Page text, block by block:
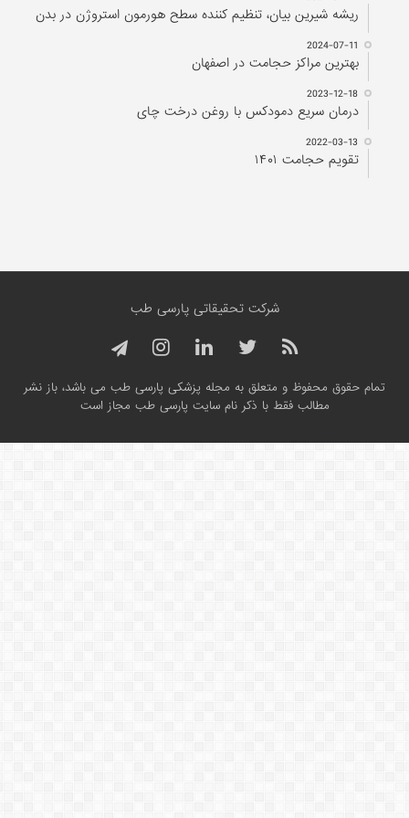
ریشه شیرین بیان، تنظیم کننده سطح هورمون استروژن در بدن
2024-07-11
بهترین مراکز حجامت در اصفهان
2023-12-18
درمان سریع دمودکس با روغن درخت چای
2022-03-13
تقویم حجامت ۱۴۰۱
شرکت تحقیقاتی پارسی طب
تمام حقوق محفوظ و متعلق به مجله پزشکی پارسی طب می باشد، باز نشر
مطالب فقط با ذکر نام سایت پارسی طب مجاز است